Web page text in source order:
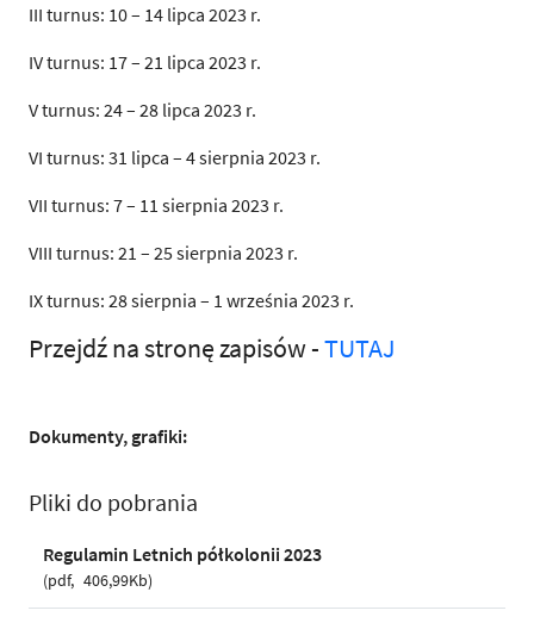
III turnus: 10 – 14 lipca 2023 r.
IV turnus: 17 – 21 lipca 2023 r.
V turnus: 24 – 28 lipca 2023 r.
VI turnus: 31 lipca – 4 sierpnia 2023 r.
VII turnus: 7 – 11 sierpnia 2023 r.
VIII turnus: 21 – 25 sierpnia 2023 r.
IX turnus: 28 sierpnia – 1 września 2023 r.
Przejdź na stronę zapisów -TUTAJ
Dokumenty, grafiki:
Pliki do pobrania
Regulamin Letnich półkolonii 2023
pdf 406,99Kb